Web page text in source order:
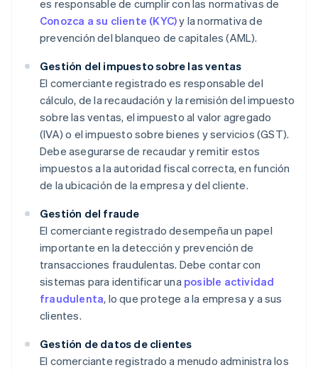
es responsable de cumplir con las normativas de
Conozca a su cliente (KYC)y la normativa de
prevención del blanqueo de capitales (AML).
Gestión del impuesto sobre las ventas
El comerciante registrado es responsable del
cálculo, de la recaudación y la remisión del impuesto
sobre las ventas, el impuesto al valor agregado
(IVA) o el impuesto sobre bienes y servicios (GST).
Debe asegurarse de recaudar y remitir estos
impuestos a la autoridad fiscal correcta, en función
de la ubicación de la empresa y del cliente.
Gestión del fraude
El comerciante registrado desempeña un papel
importante en la detección y prevención de
transacciones fraudulentas. Debe contar con
sistemas para identificar una posible actividad
fraudulenta, lo que protege a la empresa y a sus
clientes.
Gestión de datos de clientes
El comerciante registrado a menudo administra los